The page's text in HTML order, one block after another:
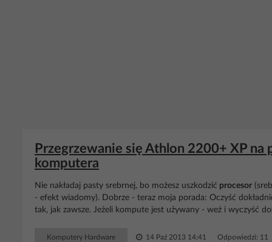
Przegrzewanie się Athlon 2200+ XP na
komputera
Nie nakładaj pasty srebrnej, bo możesz uszkodzić procesor
- efekt wiadomy). Dobrze - teraz moja porada: Oczyść
tak, jak zawsze. Jeżeli kompute jest używany - weź i wyczyść
Komputery Hardware 14 Paź 2013 14:41 Odpowiedzi: